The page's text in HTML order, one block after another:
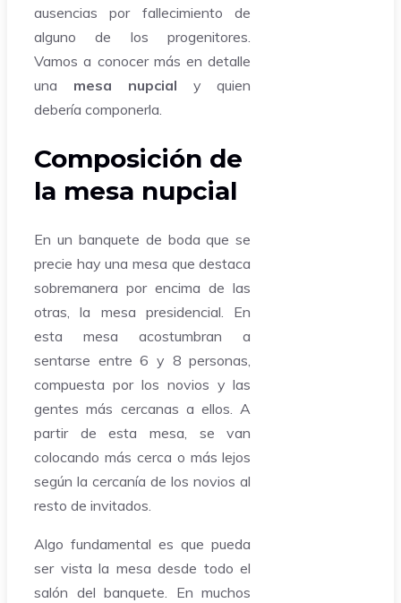
ausencias por fallecimiento de
alguno de los progenitores.
Vamos a conocer más en detalle
una mesa nupcial y quien
debería componerla.
Composición de
la mesa nupcial
En un banquete de boda que se
precie hay una mesa que destaca
sobremanera por encima de las
otras, la mesa presidencial. En
esta mesa acostumbran a
sentarse entre 6 y 8 personas,
compuesta por los novios y las
gentes más cercanas a ellos. A
partir de esta mesa, se van
colocando más cerca o más lejos
según la cercanía de los novios al
resto de invitados.
Algo fundamental es que pueda
ser vista la mesa desde todo el
salón del banquete. En muchos